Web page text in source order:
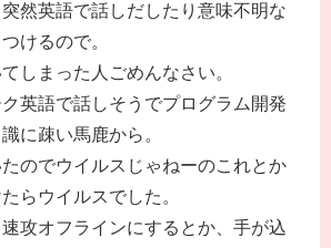
然英語で話しだしたり意味不明な
けるので。
しまった人ごめんなさい。
英語で話しそうでプログラム開発
に疎い馬鹿から。
のでウイルスじゃねーのこれとか
らウイルスでした。
攻オフラインにするとか、手が込